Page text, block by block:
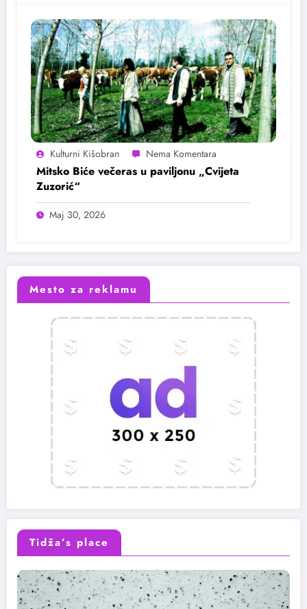
Kulturni Kišobran
Mitsko Biće večeras u paviljonu „Cvijeta
Zuzorić“
Maj 30, 2026
Mesto za reklamu
Tidža’s place